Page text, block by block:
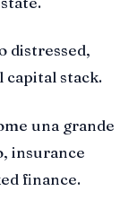
distressed,
capital stack.
una grande
insurance
finance.